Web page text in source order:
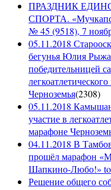
ПРАЗДНИК
СПОРТА.
№ 45 (9518), 7
05.11.2018
бегунья Юлия
победительницей
Черноземья(2308)
05.11.2018
участие в
марафоне
04.11.2018 В
прошёл марафон
Шапкино-Любо!»
Решение общего